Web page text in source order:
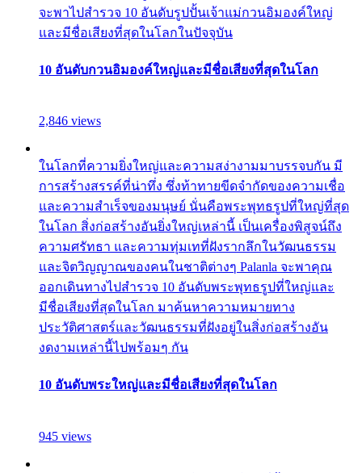
จะพาไปสำรวจ 10 อันดับรูปปั้นเจ้าแม่กวนอิมองค์ใหญ่
และมีชื่อเสียงที่สุดในโลกในปัจจุบัน
10 อันดับกวนอิมองค์ใหญ่และมีชื่อเสียงที่สุดในโลก
2,846 views
ในโลกที่ความยิ่งใหญ่และความสง่างามมาบรรจบกัน มี
การสร้างสรรค์ที่น่าทึ่ง ซึ่งท้าทายขีดจำกัดของความเชื่อ
และความสำเร็จของมนุษย์ นั่นคือพระพุทธรูปที่ใหญ่ที่สุด
ในโลก สิ่งก่อสร้างอันยิ่งใหญ่เหล่านี้ เป็นเครื่องพิสูจน์ถึง
ความศรัทธา และความทุ่มเทที่ฝังรากลึกในวัฒนธรรม
และจิตวิญญาณของคนในชาติต่างๆ Palanla จะพาคุณ
ออกเดินทางไปสำรวจ 10 อันดับพระพุทธรูปที่ใหญ่และ
มีชื่อเสียงที่สุดในโลก มาค้นหาความหมายทาง
ประวัติศาสตร์และวัฒนธรรมที่ฝังอยู่ในสิ่งก่อสร้างอัน
งดงามเหล่านี้ไปพร้อมๆ กัน
10 อันดับพระใหญ่และมีชื่อเสียงที่สุดในโลก
945 views